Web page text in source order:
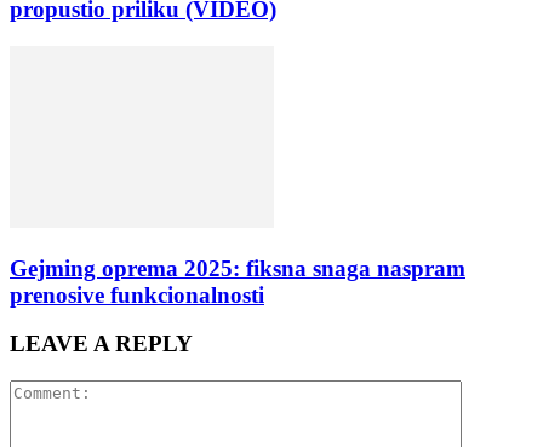
propustio priliku (VIDEO)
Gejming oprema 2025: fiksna snaga naspram
prenosive funkcionalnosti
LEAVE A REPLY